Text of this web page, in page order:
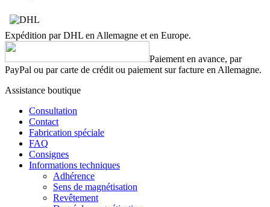
Expédition par DHL en Allemagne et en Europe.
Paiement en avance, par
PayPal ou par carte de crédit ou paiement sur facture en Allemagne.
Assistance boutique
Consultation
Contact
Fabrication spéciale
FAQ
Consignes
Informations techniques
Adhérence
Sens de magnétisation
Revêtement